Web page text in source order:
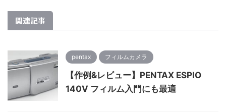
関連記事
pentax フィルムカメラ
【作例&レビュー】PENTAX ESPIO
140V フィルム入門にも最適